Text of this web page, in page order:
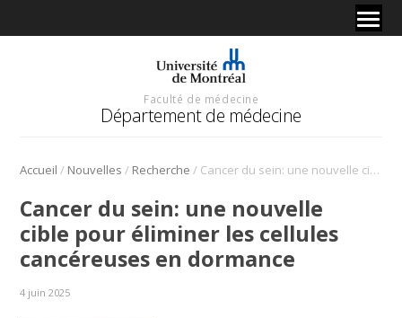
Faculté de médecine
Département de médecine
Accueil / Nouvelles / Recherche / Cancer du sein: une nouvelle cible pour éliminer les cellules cancéreuses en dormance
Cancer du sein: une nouvelle
cible pour éliminer les cellules
cancéreuses en dormance
4 juin 2025